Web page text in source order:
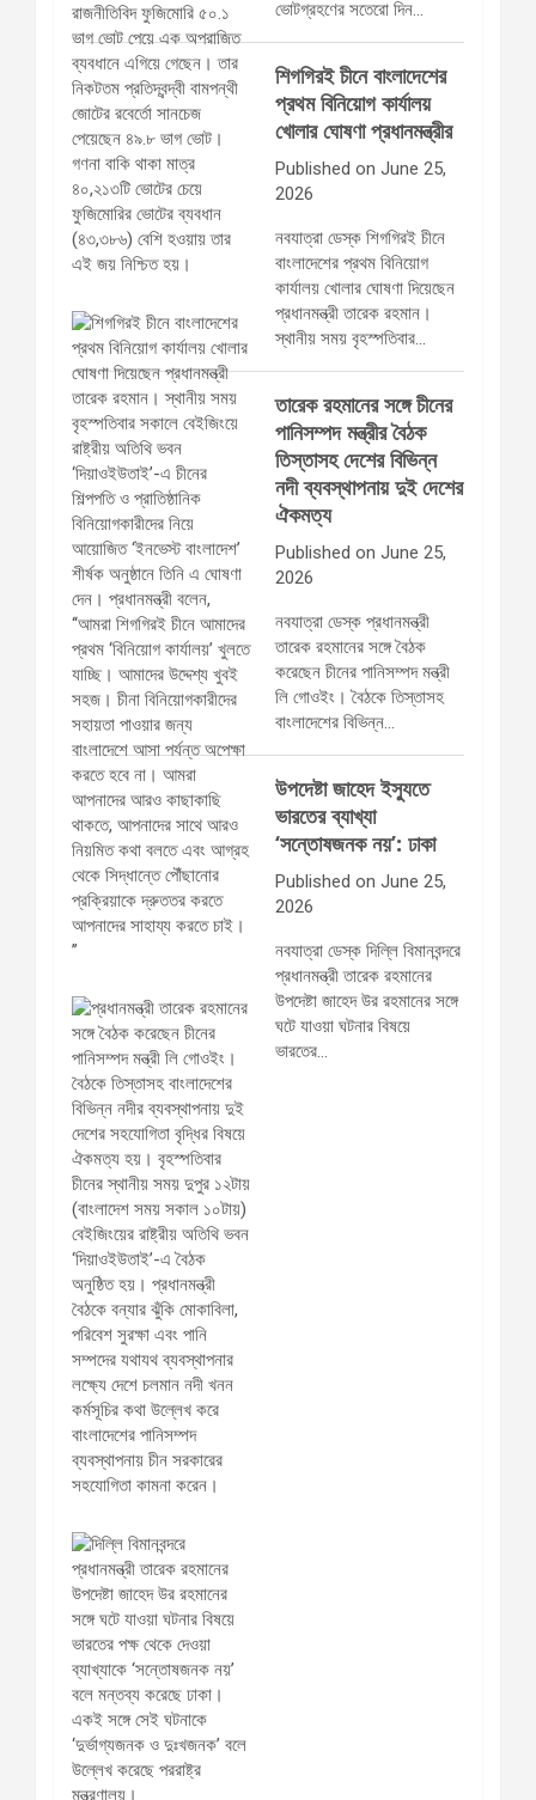
ভোটগ্রহণের সতেরো দিন…
শিগগিরই চীনে বাংলাদেশের
প্রথম বিনিয়োগ কার্যালয়
খোলার ঘোষণা প্রধানমন্ত্রীর
Published on June 25,
2026
নবযাত্রা ডেস্ক শিগগিরই চীনে
বাংলাদেশের প্রথম বিনিয়োগ
কার্যালয় খোলার ঘোষণা দিয়েছেন
প্রধানমন্ত্রী তারেক রহমান।
স্থানীয় সময় বৃহস্পতিবার…
তারেক রহমানের সঙ্গে চীনের
পানিসম্পদ মন্ত্রীর বৈঠক
তিস্তাসহ দেশের বিভিন্ন
নদী ব্যবস্থাপনায় দুই দেশের
ঐকমত্য
Published on June 25,
2026
নবযাত্রা ডেস্ক প্রধানমন্ত্রী
তারেক রহমানের সঙ্গে বৈঠক
করেছেন চীনের পানিসম্পদ মন্ত্রী
লি গোওইং। বৈঠকে তিস্তাসহ
বাংলাদেশের বিভিন্ন…
উপদেষ্টা জাহেদ ইস্যুতে
ভারতের ব্যাখ্যা
‘সন্তোষজনক নয়’: ঢাকা
Published on June 25,
2026
নবযাত্রা ডেস্ক দিল্লি বিমানবন্দরে
প্রধানমন্ত্রী তারেক রহমানের
উপদেষ্টা জাহেদ উর রহমানের সঙ্গে
ঘটে যাওয়া ঘটনার বিষয়ে
ভারতের…